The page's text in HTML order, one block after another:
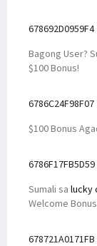
678692D0959F4
Bagong User?
$100 Bonus!
6786C24F98F07
$100 Bonus
6786F17FB5D59
Sumali sa lucky
Welcome
678721A0171FB